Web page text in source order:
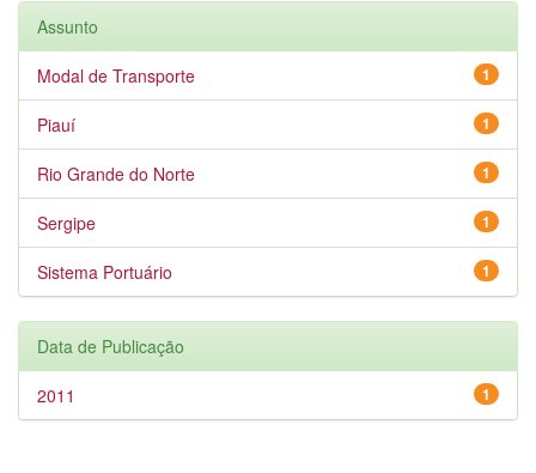
Assunto
1
Modal de Transporte
1
Piauí
1
Rio Grande do Norte
1
Sergipe
1
Sistema Portuário
Data de Publicação
1
2011